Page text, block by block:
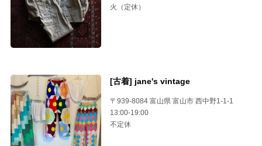
火（定休）
[古着] jane's vintage
〒939-8084 富山県 富山市 西中野1-1-1
13:00-19:00
不定休